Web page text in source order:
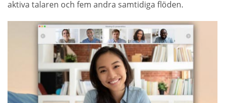
aktiva talaren och fem andra samtidiga flöden.